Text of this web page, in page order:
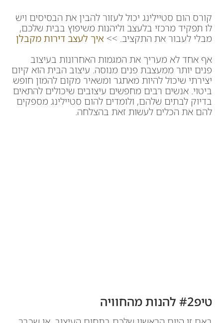
קורס הום סטיילינג יכול לעזור להבין את הבסיסים ויש
לו תפקיד מרכזי בלעצב וליהנות משיפוץ בבית שלכם,
מבלי לעבור את התקציב. >> איך לעצב דירות מקבלן
אף אחד לא מעריך את המגמות האחרונות בעיצוב
פנים יותר ממעצבת פנים מנוסה. עיצוב הבית הוא קיום
יצירתי שיכול להיות מאתגר ומשאיר מקום להמון חופש
ביטוי. אנשים רבים מחפשים עיצובים שיכולים להתאים
בדיוק לבתים שלהם, ולומדים להום סטיילינג מספקים
להם את הכלים לעשות זאת בהצלחה.
טיפ#2 להנות מהחוויה